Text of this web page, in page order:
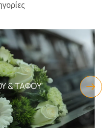
ΜΕΝΤΑΓΙΌΝ ΧΡΥΣΌ
ΣΤΑΥΡΌΣ ΣΑΤΙΝΈ 28X20MM
ΔΊΧΡΩΜΟΣ K14
Κωδικός:t-805100281
$590.57